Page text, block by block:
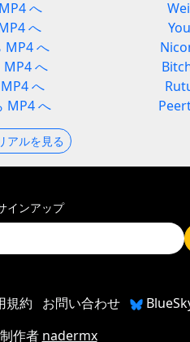
へ
へ
MP4 へ
へ
へ
MP4 へ
アルを見る
インアップ
規約 お問い合わせ
作者 nadermx